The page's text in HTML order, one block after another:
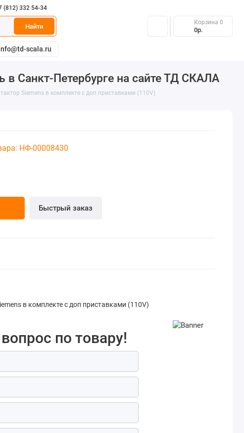
(812) 332 54-34
Найти
Корзина 0
0р.
scala.ru
в Санкт-Петербурге на сайте ТД СКАЛА
Siemens в комплекте с доп приставками (110V)
НФ-00008430
Быстрый заказ
в комплекте с доп приставками (110V)
по товару!